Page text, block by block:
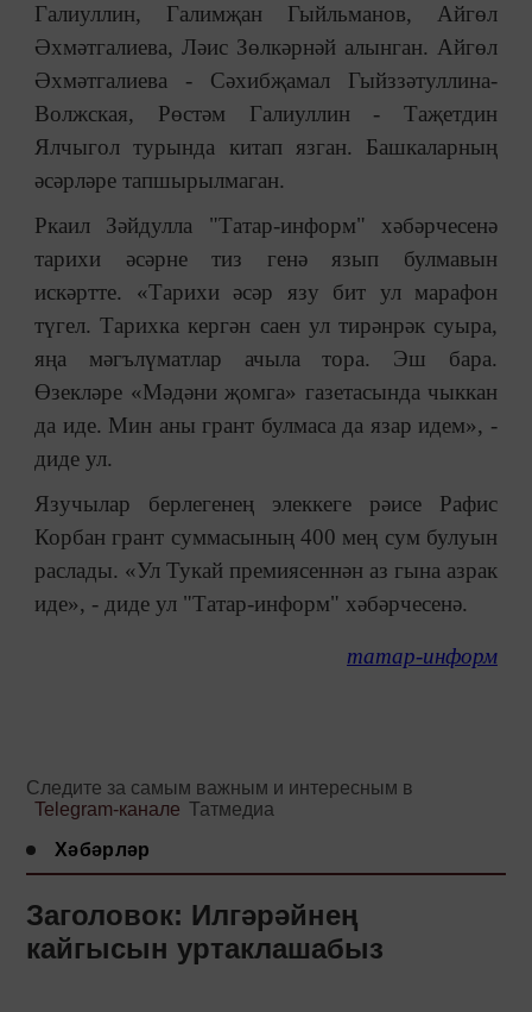
Галиуллин, Галимҗан Гыйльманов, Айгөл
Әхмәтгалиева, Ләис Зөлкәрнәй алынган. Айгөл
Әхмәтгалиева - Сәхибҗамал Гыйззәтуллина-
Волжская, Рөстәм Галиуллин - Таҗетдин
Ялчыгол турында китап язган. Башкаларның
әсәрләре тапшырылмаган.
Ркаил Зәйдулла "Татар-информ" хәбәрчесенә
тарихи әсәрне тиз генә язып булмавын
искәртте. «Тарихи әсәр язу бит ул марафон
түгел. Тарихка кергән саен ул тирәнрәк суыра,
яңа мәгълүматлар ачыла тора. Эш бара.
Өзекләре «Мәдәни җомга» газетасында чыккан
да иде. Мин аны грант булмаса да язар идем», -
диде ул.
Язучылар берлегенең элеккеге рәисе Рафис
Корбан грант суммасының 400 мең сум булуын
раслады. «Ул Тукай премиясеннән аз гына азрак
иде», - диде ул "Татар-информ" хәбәрчесенә.
татар-информ
Следите за самым важным и интересным в
Telegram-канале Татмедиа
Хәбәрләр
Заголовок: Илгәрәйнең
кайгысын уртаклашабыз